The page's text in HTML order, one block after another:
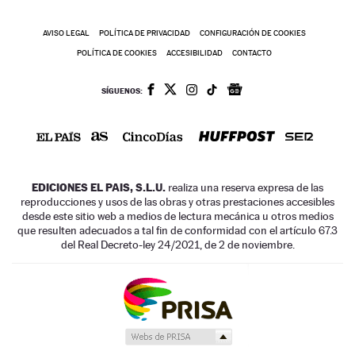
AVISO LEGAL POLÍTICA DE PRIVACIDAD CONFIGURACIÓN DE COOKIES
POLÍTICA DE COOKIES ACCESIBILIDAD CONTACTO
SÍGUENOS:
EDICIONES EL PAIS, S.L.U. realiza una reserva expresa de las
reproducciones y usos de las obras y otras prestaciones accesibles
desde este sitio web a medios de lectura mecánica u otros medios
que resulten adecuados a tal fin de conformidad con el artículo 67.3
del Real Decreto-ley 24/2021, de 2 de noviembre.